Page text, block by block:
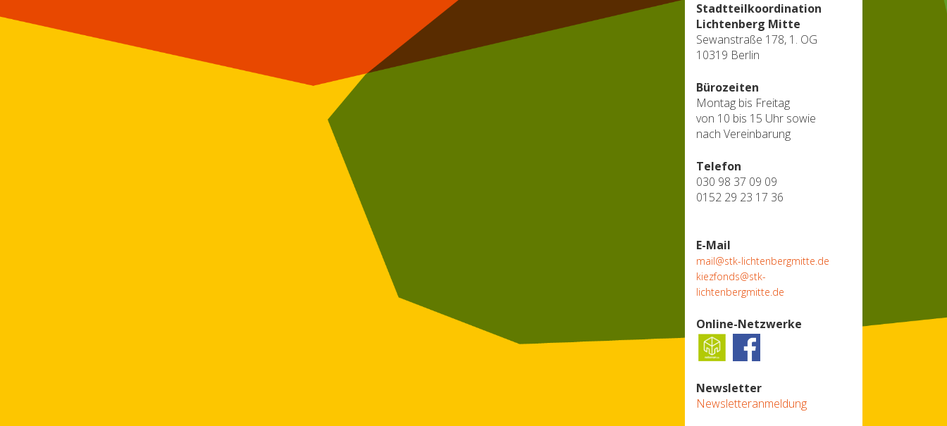
Stadtteilkoordination
Lichtenberg Mitte
Sewanstraße 178, 1. OG
10319 Berlin
Bürozeiten
Montag bis Freitag
von 10 bis 15 Uhr sowie
nach Vereinbarung
Telefon
030 98 37 09 09
0152 29 23 17 36
E-Mail
mail@stk-lichtenbergmitte.de
kiezfonds@stk-
lichtenbergmitte.de
Online-Netzwerke
Newsletter
Newsletteranmeldung